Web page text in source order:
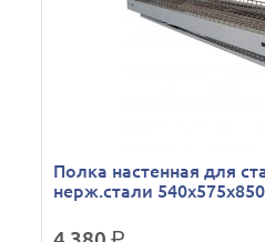
Полка настенная для
нерж.стали